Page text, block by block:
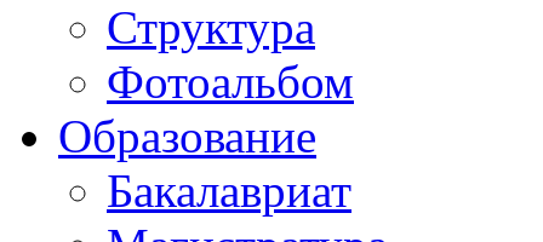
Структура
Фотоальбом
Образование
Бакалавриат